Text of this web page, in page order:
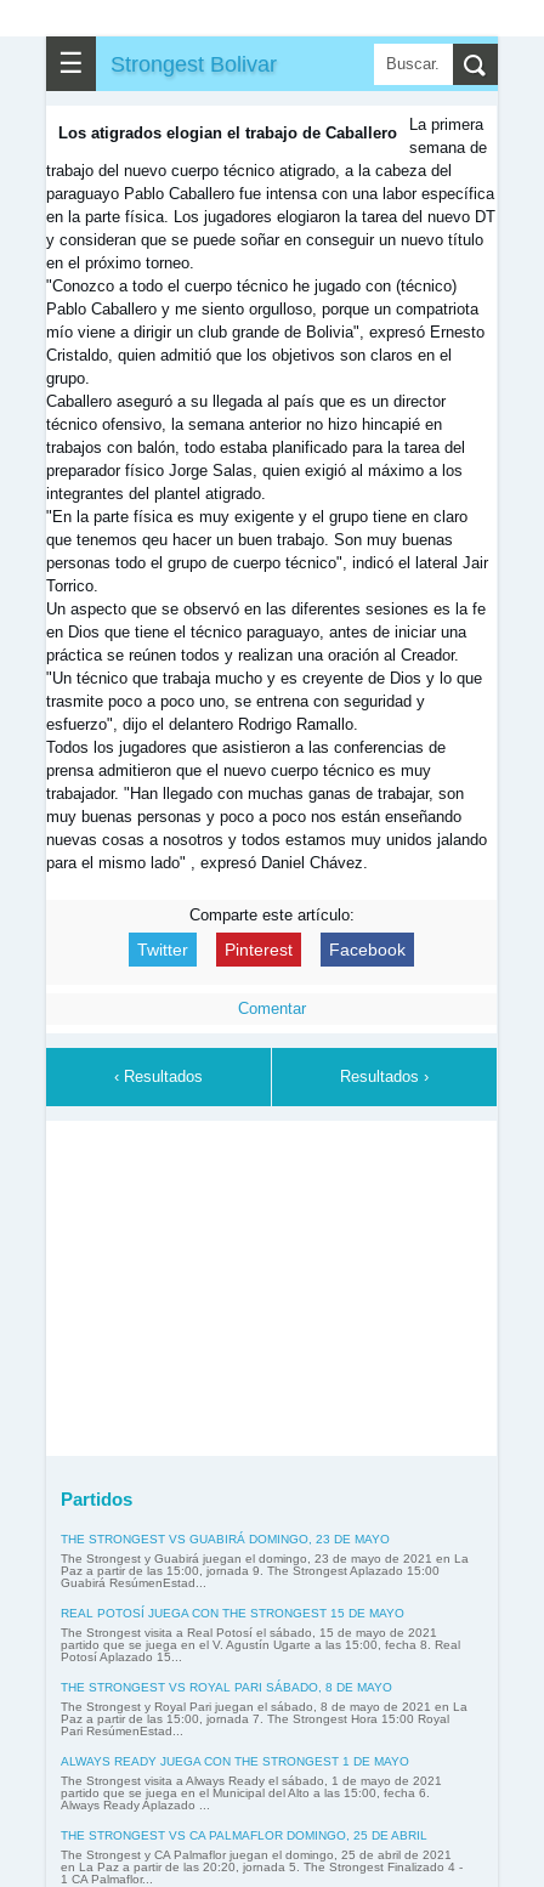
☰ Strongest Bolivar
Los atigrados elogian el trabajo de Caballero
La primera
semana de
trabajo del nuevo cuerpo técnico atigrado, a la cabeza del
paraguayo Pablo Caballero fue intensa con una labor específica
en la parte física. Los jugadores elogiaron la tarea del nuevo DT
y consideran que se puede soñar en conseguir un nuevo título
en el próximo torneo.
"Conozco a todo el cuerpo técnico he jugado con (técnico)
Pablo Caballero y me siento orgulloso, porque un compatriota
mío viene a dirigir un club grande de Bolivia", expresó Ernesto
Cristaldo, quien admitió que los objetivos son claros en el
grupo.
Caballero aseguró a su llegada al país que es un director
técnico ofensivo, la semana anterior no hizo hincapié en
trabajos con balón, todo estaba planificado para la tarea del
preparador físico Jorge Salas, quien exigió al máximo a los
integrantes del plantel atigrado.
"En la parte física es muy exigente y el grupo tiene en claro
que tenemos qeu hacer un buen trabajo. Son muy buenas
personas todo el grupo de cuerpo técnico", indicó el lateral Jair
Torrico.
Un aspecto que se observó en las diferentes sesiones es la fe
en Dios que tiene el técnico paraguayo, antes de iniciar una
práctica se reúnen todos y realizan una oración al Creador.
"Un técnico que trabaja mucho y es creyente de Dios y lo que
trasmite poco a poco uno, se entrena con seguridad y
esfuerzo", dijo el delantero Rodrigo Ramallo.
Todos los jugadores que asistieron a las conferencias de
prensa admitieron que el nuevo cuerpo técnico es muy
trabajador. "Han llegado con muchas ganas de trabajar, son
muy buenas personas y poco a poco nos están enseñando
nuevas cosas a nosotros y todos estamos muy unidos jalando
para el mismo lado" , expresó Daniel Chávez.
Comparte este artículo:
Twitter Pinterest Facebook
Comentar
‹ Resultados Resultados ›
Partidos
THE STRONGEST VS GUABIRÁ DOMINGO, 23 DE MAYO
The Strongest y Guabirá juegan el domingo, 23 de mayo de 2021 en La
Paz a partir de las 15:00, jornada 9. The Strongest Aplazado 15:00
Guabirá ResúmenEstad...
REAL POTOSÍ JUEGA CON THE STRONGEST 15 DE MAYO
The Strongest visita a Real Potosí el sábado, 15 de mayo de 2021
partido que se juega en el V. Agustín Ugarte a las 15:00, fecha 8. Real
Potosí Aplazado 15...
THE STRONGEST VS ROYAL PARI SÁBADO, 8 DE MAYO
The Strongest y Royal Pari juegan el sábado, 8 de mayo de 2021 en La
Paz a partir de las 15:00, jornada 7. The Strongest Hora 15:00 Royal
Pari ResúmenEstad...
ALWAYS READY JUEGA CON THE STRONGEST 1 DE MAYO
The Strongest visita a Always Ready el sábado, 1 de mayo de 2021
partido que se juega en el Municipal del Alto a las 15:00, fecha 6.
Always Ready Aplazado ...
THE STRONGEST VS CA PALMAFLOR DOMINGO, 25 DE ABRIL
The Strongest y CA Palmaflor juegan el domingo, 25 de abril de 2021
en La Paz a partir de las 20:20, jornada 5. The Strongest Finalizado 4 -
1 CA Palmaflor...
Otros ▼